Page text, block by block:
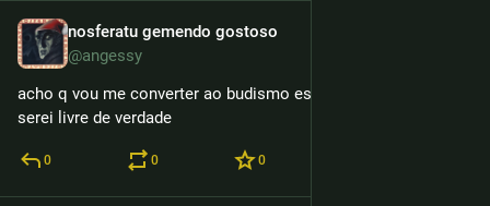
nosferatu gemendo gostoso
@angessy
acho q vou me converter ao budismo esotérico só assim
serei livre de verdade
0 0 0